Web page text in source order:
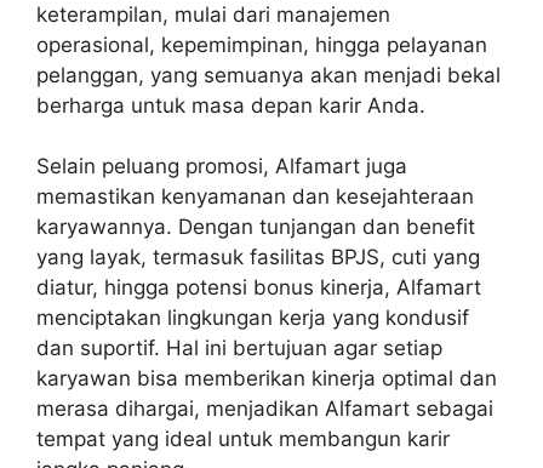
keterampilan, mulai dari manajemen
operasional, kepemimpinan, hingga pelayanan
pelanggan, yang semuanya akan menjadi bekal
berharga untuk masa depan karir Anda.
Selain peluang promosi, Alfamart juga
memastikan kenyamanan dan kesejahteraan
karyawannya. Dengan tunjangan dan benefit
yang layak, termasuk fasilitas BPJS, cuti yang
diatur, hingga potensi bonus kinerja, Alfamart
menciptakan lingkungan kerja yang kondusif
dan suportif. Hal ini bertujuan agar setiap
karyawan bisa memberikan kinerja optimal dan
merasa dihargai, menjadikan Alfamart sebagai
tempat yang ideal untuk membangun karir